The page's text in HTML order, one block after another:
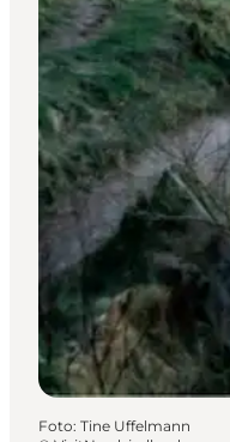
Foto: Tine Uffelmann